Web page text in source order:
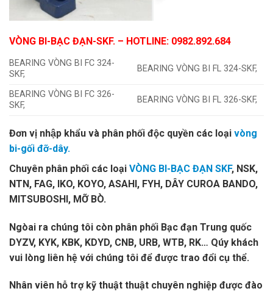
VÒNG BI-BẠC ĐẠN-SKF. – HOTLINE: 0982.892.684
BEARING VÒNG BI FC 324-
SKF,
BEARING VÒNG BI FL 324-SKF,
BEARING VÒNG BI FC 326-
SKF,
BEARING VÒNG BI FL 326-SKF,
Đơn vị nhập khẩu và phân phối độc quyền các loại vòng
bi-gối đỡ-dây.
Chuyên phân phối các loại VÒNG BI-BẠC ĐẠN SKF, NSK,
NTN, FAG, IKO, KOYO, ASAHI, FYH, DÂY CUROA BANDO,
MITSUBOSHI, MỠ BÒ.
Ngòai ra chúng tôi còn phân phối Bạc đạn Trung quốc
DYZV, KYK, KBK, KDYD, CNB, URB, WTB, RK… Qúy khách
vui lòng liên hệ với chúng tôi để được trao đổi cụ thể.
Nhân viên hỗ trợ kỹ thuật thuật chuyên nghiệp được đào